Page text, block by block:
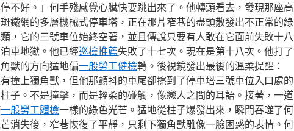
不好。」何手殘感覺心臟快要跳出來了。他轉頭看去，發現那座高
鐵網的多層機械式停車塔，正在那片窄巷的盡頭散發出不正常的綠
，它的三號車位始終空著，並且傳說只要有人敢在它面前失敗十八
車地獄。他已經巡檢推薦失敗了十七次。現在是第十八次。他打了
獸的方向猛地偏一般勞工健檢轉。後視鏡發出最後的溫柔提醒：
有撞上獨角獸，但他那顫抖的車尾卻擦到了停車塔三號車位入口處的
子。不是撞擊，而是輕柔的碰觸，像戀人之間的耳語。接著，一道
一般勞工體檢一樣的綠色光芒。猛地從柱子爆發出來，瞬間吞噬了何
消失後，窄巷恢復了平靜，只剩下獨角獸雕像一臉困惑的表情。何